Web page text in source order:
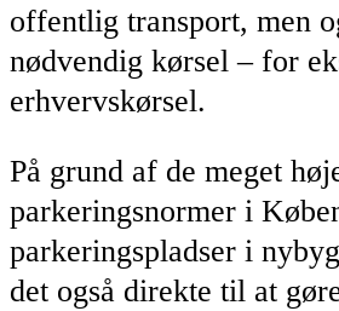
offentlig transport, men
nødvendig kørsel – for
erhvervskørsel.
På grund af de meget
parkeringsnormer i
parkeringspladser i
det også direkte til at